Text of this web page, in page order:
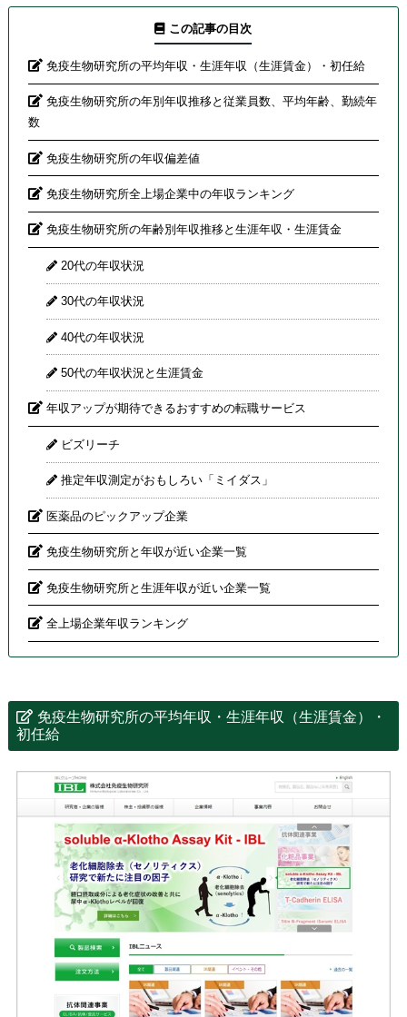
この記事の目次
免疫生物研究所の平均年収・生涯年収（生涯賃金）・初任給
免疫生物研究所の年別年収推移と従業員数、平均年齢、勤続年
数
免疫生物研究所の年収偏差値
免疫生物研究所全上場企業中の年収ランキング
免疫生物研究所の年齢別年収推移と生涯年収・生涯賃金
20代の年収状況
30代の年収状況
40代の年収状況
50代の年収状況と生涯賃金
年収アップが期待できるおすすめの転職サービス
ビズリーチ
推定年収測定がおもしろい「ミイダス」
医薬品のピックアップ企業
免疫生物研究所と年収が近い企業一覧
免疫生物研究所と生涯年収が近い企業一覧
全上場企業年収ランキング
免疫生物研究所の平均年収・生涯年収（生涯賃金）・
初任給